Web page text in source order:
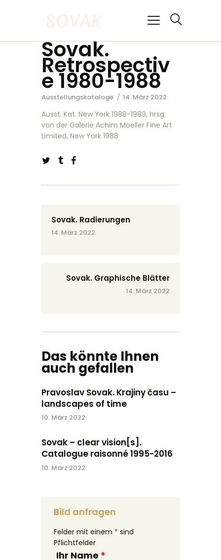
HOME
KÜNSTLER
Sovak.
Retrospectiv
e 1980-1988
Ausstellungskataloge 14. März 2022
Ausst. Kat. New York 1988-1989, hrsg.
von der Galerie Achim Moeller Fine Art
Limited, New York 1988
Sovak. Radierungen
14. März 2022
Sovak. Graphische Blätter
14. März 2022
Das könnte Ihnen
auch gefallen
Pravoslav Sovak. Krajiny času –
landscapes of time
10. März 2022
Sovak – clear vision[s].
Catalogue raisonné 1995-2016
10. März 2022
Bild anfragen
Felder mit einem * sind
Pflichtfelder
Ihr Name *